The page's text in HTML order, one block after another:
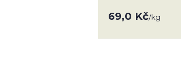
69,0 Kč/kg